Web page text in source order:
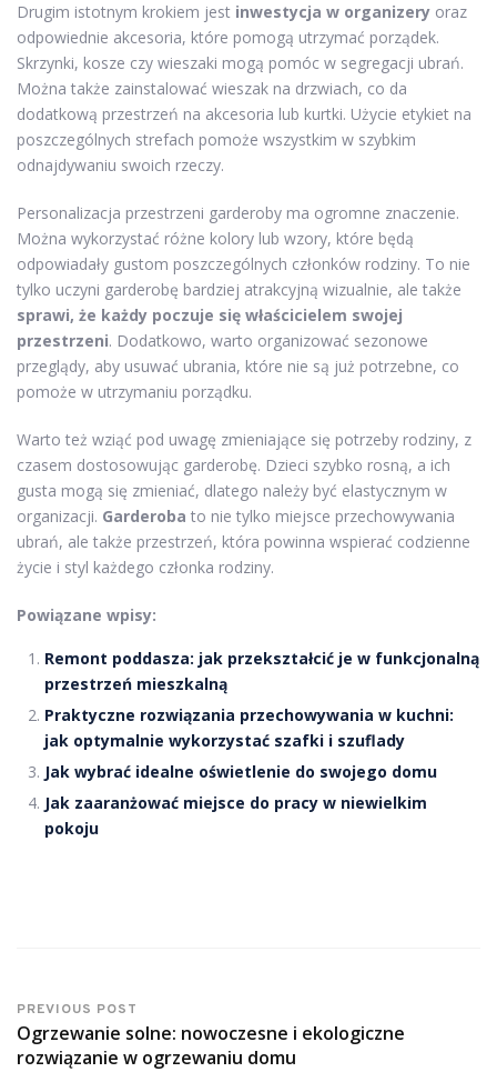
Drugim istotnym krokiem jest inwestycja w organizery oraz
odpowiednie akcesoria, które pomogą utrzymać porządek.
Skrzynki, kosze czy wieszaki mogą pomóc w segregacji ubrań.
Można także zainstalować wieszak na drzwiach, co da
dodatkową przestrzeń na akcesoria lub kurtki. Użycie etykiet na
poszczególnych strefach pomoże wszystkim w szybkim
odnajdywaniu swoich rzeczy.
Personalizacja przestrzeni garderoby ma ogromne znaczenie.
Można wykorzystać różne kolory lub wzory, które będą
odpowiadały gustom poszczególnych członków rodziny. To nie
tylko uczyni garderobę bardziej atrakcyjną wizualnie, ale także
sprawi, że każdy poczuje się właścicielem swojej
przestrzeni. Dodatkowo, warto organizować sezonowe
przeglądy, aby usuwać ubrania, które nie są już potrzebne, co
pomoże w utrzymaniu porządku.
Warto też wziąć pod uwagę zmieniające się potrzeby rodziny, z
czasem dostosowując garderobę. Dzieci szybko rosną, a ich
gusta mogą się zmieniać, dlatego należy być elastycznym w
organizacji. Garderoba to nie tylko miejsce przechowywania
ubrań, ale także przestrzeń, która powinna wspierać codzienne
życie i styl każdego członka rodziny.
Powiązane wpisy:
Remont poddasza: jak przekształcić je w funkcjonalną
przestrzeń mieszkalną
Praktyczne rozwiązania przechowywania w kuchni:
jak optymalnie wykorzystać szafki i szuflady
Jak wybrać idealne oświetlenie do swojego domu
Jak zaaranżować miejsce do pracy w niewielkim
pokoju
PREVIOUS POST
Ogrzewanie solne: nowoczesne i ekologiczne
rozwiązanie w ogrzewaniu domu